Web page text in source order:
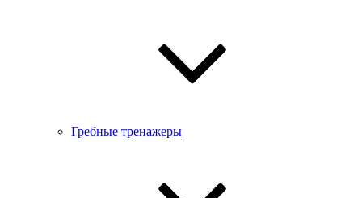
Гребные тренажеры